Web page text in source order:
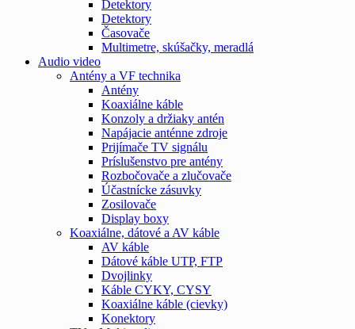
Detektory
Detektory
Časovače
Multimetre, skúšačky, meradlá
Audio video
Antény a VF technika
Antény
Koaxiálne káble
Konzoly a držiaky antén
Napájacie anténne zdroje
Prijímače TV signálu
Príslušenstvo pre antény
Rozbočovače a zlučovače
Účastnícke zásuvky
Zosilovače
Display boxy
Koaxiálne, dátové a AV káble
AV káble
Dátové káble UTP, FTP
Dvojlinky
Káble CYKY, CYSY
Koaxiálne káble (cievky)
Konektory